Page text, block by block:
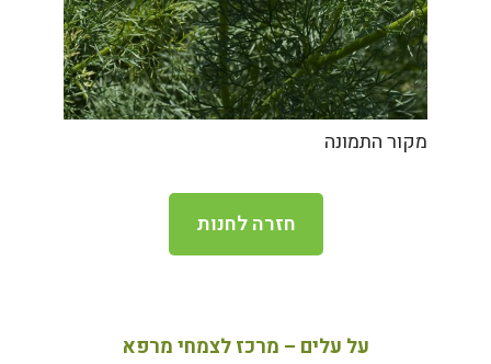
מקור התמונה
חזרה לחנות
על עלים – מרכז לצמחי מרפא